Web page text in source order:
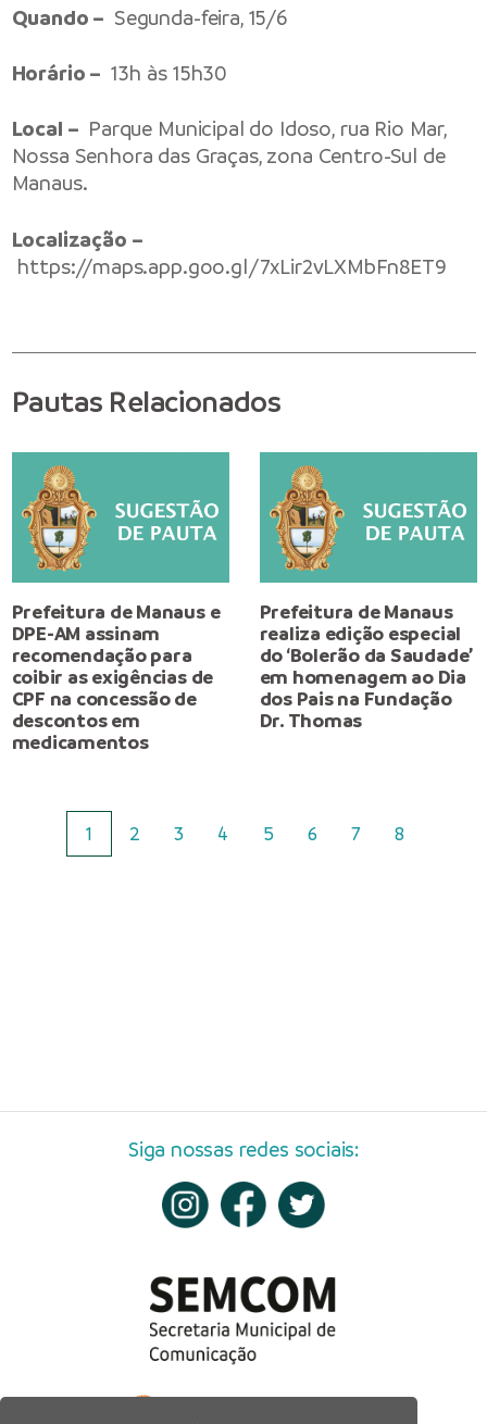
Quando – Segunda-feira, 15/6
Horário – 13h às 15h30
Local – Parque Municipal do Idoso, rua Rio Mar,
Nossa Senhora das Graças, zona Centro-Sul de
Manaus.
Localização –
https://maps.app.goo.gl/7xLir2vLXMbFn8ET9
Pautas Relacionados
Prefeitura de Manaus e
DPE-AM assinam
recomendação para
coibir as exigências de
CPF na concessão de
descontos em
medicamentos
Prefeitura de Manaus
realiza edição especial
do ‘Bolerão da Saudade’
em homenagem ao Dia
dos Pais na Fundação
Dr. Thomas
1 2 3 4 5 6 7 8
Siga nossas redes sociais: